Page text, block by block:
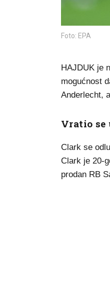
Foto: EPA
HAJDUK je
mogućnost
Anderlecht,
Vratio se
Clark se
Clark je 20-
prodan RB